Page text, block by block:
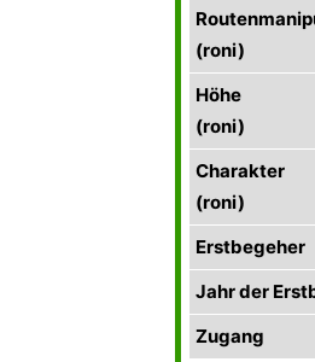
(roni)
Höhe
(roni)
Charakter
(roni)
Erstbegeher
Jahr der
Zugang